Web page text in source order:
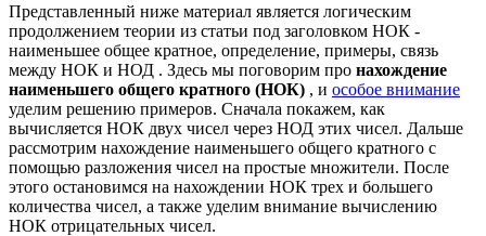
Представленный ниже материал является логическим
продолжением теории из статьи под заголовком НОК -
наименьшее общее кратное, определение, примеры, связь
между НОК и НОД . Здесь мы поговорим про нахождение
наименьшего общего кратного (НОК) , и особое внимание
уделим решению примеров. Сначала покажем, как
вычисляется НОК двух чисел через НОД этих чисел. Дальше
рассмотрим нахождение наименьшего общего кратного с
помощью разложения чисел на простые множители. После
этого остановимся на нахождении НОК трех и большего
количества чисел, а также уделим внимание вычислению
НОК отрицательных чисел.